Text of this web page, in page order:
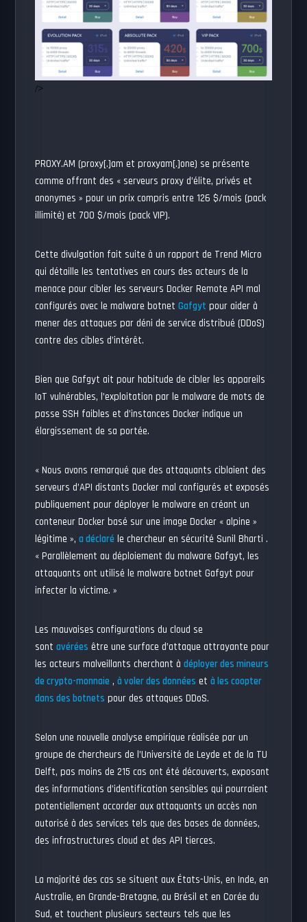
/>
PROXY.AM (proxy[.]am et proxyam[.]one) se présente
comme offrant des « serveurs proxy d’élite, privés et
anonymes » pour un prix compris entre 126 $/mois (pack
illimité) et 700 $/mois (pack VIP).
Cette divulgation fait suite à un rapport de Trend Micro
qui détaille les tentatives en cours des acteurs de la
menace pour cibler les serveurs Docker Remote API mal
configurés avec le malware botnetGafgyt pour aider à
mener des attaques par déni de service distribué (DDoS)
contre des cibles d’intérêt.
Bien que Gafgyt ait pour habitude de cibler les appareils
IoT vulnérables, l’exploitation par le malware de mots de
passe SSH faibles et d’instances Docker indique un
élargissement de sa portée.
« Nous avons remarqué que des attaquants ciblaient des
serveurs d’API distants Docker mal configurés et exposés
publiquement pour déployer le malware en créant un
conteneur Docker basé sur une image Docker « alpine »
légitime »,a déclaré le chercheur en sécurité Sunil Bharti .
« Parallèlement au déploiement du malware Gafgyt, les
attaquants ont utilisé le malware botnet Gafgyt pour
infecter la victime. »
Les mauvaises configurations du cloud se
sontavérées être une surface d’attaque attrayante pour
les acteurs malveillants cherchant àdéployer des mineurs
de crypto-monnaie ,à voler des données età les coopter
dans des botnets pour des attaques DDoS.
Selon une nouvelle analyse empirique réalisée par un
groupe de chercheurs de l’Université de Leyde et de la TU
Delft, pas moins de 215 cas ont été découverts, exposant
des informations d’identification sensibles qui pourraient
potentiellement accorder aux attaquants un accès non
autorisé à des services tels que des bases de données,
des infrastructures cloud et des API tierces.
La majorité des cas se situent aux États-Unis, en Inde, en
Australie, en Grande-Bretagne, au Brésil et en Corée du
Sud, et touchent plusieurs secteurs tels que les